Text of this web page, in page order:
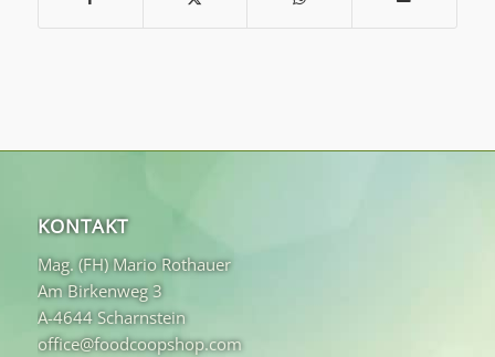
KONTAKT
Mag. (FH) Mario Rothauer
Am Birkenweg 3
A-4644 Scharnstein
office@foodcoopshop.com